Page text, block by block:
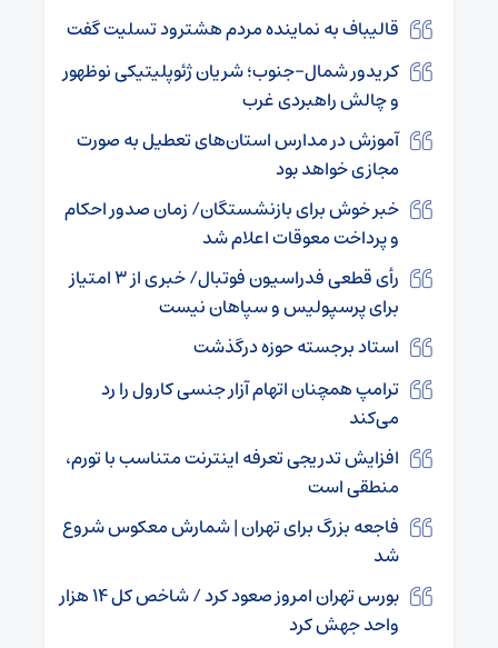
قالیباف به نماینده مردم هشترود تسلیت گفت
کریدور شمال–جنوب؛ شریان ژئوپلیتیکی نوظهور
و چالش راهبردی غرب
آموزش در مدارس استان‌های تعطیل به صورت
مجازی خواهد بود
خبر خوش برای بازنشستگان/ زمان صدور احکام
و پرداخت معوقات اعلام شد
رأی قطعی فدراسیون فوتبال/ خبری از ۳ امتیاز
برای پرسپولیس و سپاهان نیست
استاد برجسته حوزه درگذشت
ترامپ همچنان اتهام آزار جنسی کارول را رد
می‌کند
افزایش تدریجی تعرفه اینترنت متناسب با تورم،
منطقی است
فاجعه بزرگ برای تهران | شمارش معکوس شروع
شد
بورس تهران امروز صعود کرد / شاخص کل ۱۴ هزار
واحد جهش کرد